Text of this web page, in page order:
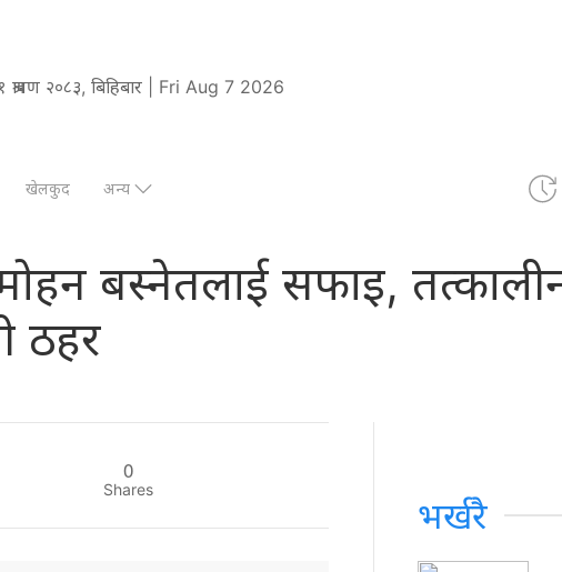
श्रावण २०८३, बिहिबार | Fri Aug 7 2026
खेलकुद अन्य
मोहन बस्नेतलाई सफाइ,
ठहर
0
Shares
भर्खरै